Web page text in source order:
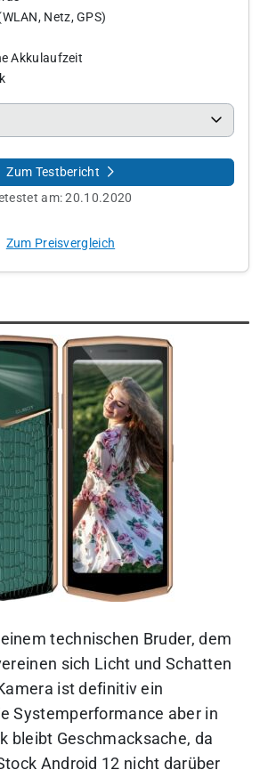
Netz, GPS)
Akkulaufzeit
Zum Testbericht
am:20.10.2020
Zum Preisvergleich
technischen Bruder, dem
sich Licht und Schatten
ist definitiv ein
Systemperformance aber in
bleibt Geschmacksache, da
Android 12 nicht darüber